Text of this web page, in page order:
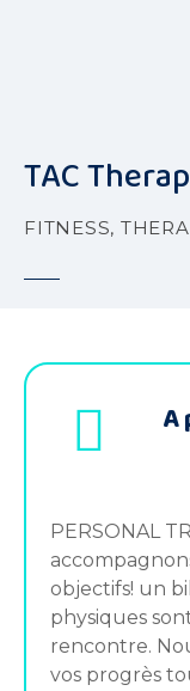
TAC
FITNESS,
A
PERSONAL
objectifs! un
physiques
rencontre.
vos progrès